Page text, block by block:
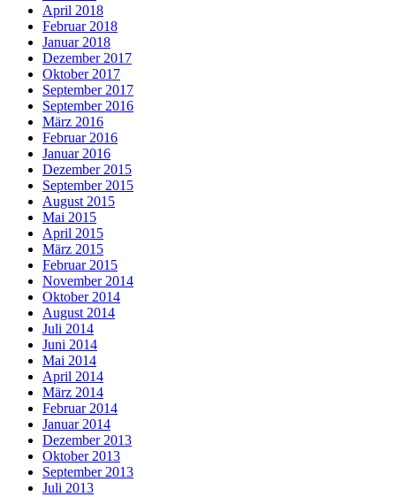
April 2018
Februar 2018
Januar 2018
Dezember 2017
Oktober 2017
September 2017
September 2016
März 2016
Februar 2016
Januar 2016
Dezember 2015
September 2015
August 2015
Mai 2015
April 2015
März 2015
Februar 2015
November 2014
Oktober 2014
August 2014
Juli 2014
Juni 2014
Mai 2014
April 2014
März 2014
Februar 2014
Januar 2014
Dezember 2013
Oktober 2013
September 2013
Juli 2013